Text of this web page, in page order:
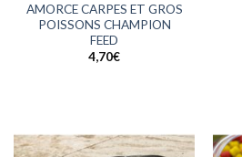
AMORCE CARPES ET GROS
POISSONS CHAMPION
FEED
4,70€